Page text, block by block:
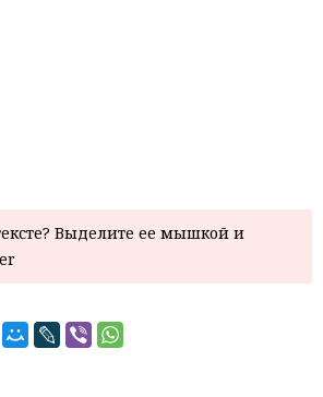
Выделите ее мышкой и